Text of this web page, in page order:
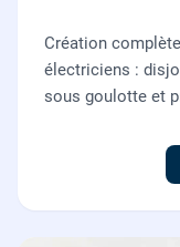
Création
électriciens :
sous goulotte et